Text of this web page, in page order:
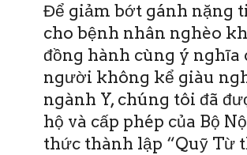
Để giảm bớt gánh nặng
cho bệnh nhân nghèo
đồng hành cùng ý nghĩa
người không kể giàu
ngành Y, chúng tôi đã
hộ và cấp phép của Bộ
thức thành lập “Quỹ Từ